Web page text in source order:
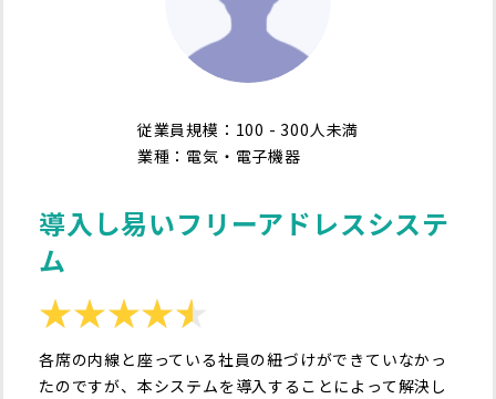
従業員規模：100 - 300人未満
業種：電気・電子機器
導入し易いフリーアドレスシステ
ム
各席の内線と座っている社員の紐づけができていなかっ
たのですが、本システムを導入することによって解決し